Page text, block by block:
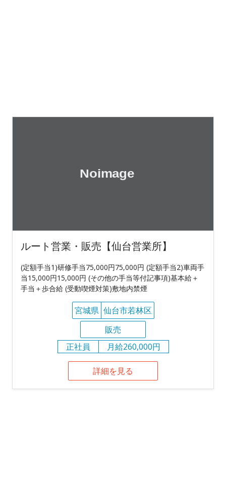
ルート営業・販売【仙台営業所】
(定額手当1)研修手当75,000円75,000円 (定額手当2)車両手
当15,000円15,000円 (その他の手当等付記事項)基本給＋
手当＋歩合給 (受動喫煙対策)敷地内禁煙
宮城県 仙台市若林区
販売
正社員
月給260,000円
詳細を見る